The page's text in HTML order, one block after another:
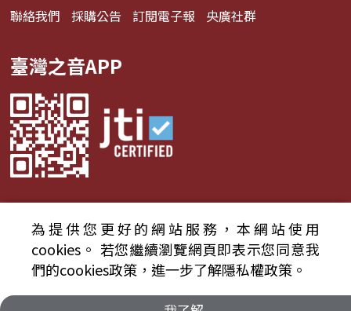
聯絡我們 採購公告 訂閱電子報 央廣社群
臺灣之音APP
© 2024財團法人中央廣播電臺 版權所有
資通安全政策聲明
服務條款 隱私權條款
為提供您更好的網站服務，本網站使用
cookies。 若您繼續瀏覽網頁即表示您同意我
們的cookies政策，進一步了解隱私權政策。